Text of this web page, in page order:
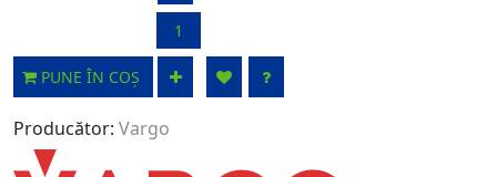
PUNE ÎN COȘ
Producător: Vargo